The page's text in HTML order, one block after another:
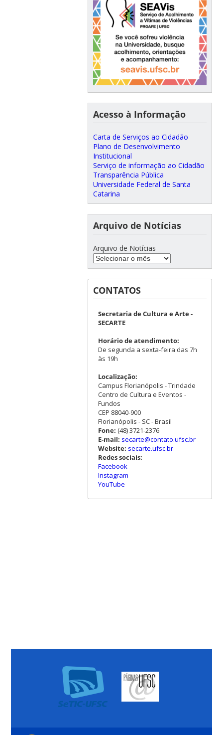
Acesso à Informação
Carta de Serviços ao Cidadão
Plano de Desenvolvimento
Institucional
Serviço de informação ao Cidadão
Transparência Pública
Universidade Federal de Santa
Catarina
Arquivo de Notícias
Arquivo de Notícias
CONTATOS
Secretaria de Cultura e Arte -
SECARTE
Horário de atendimento:
De segunda a sexta-feira das 7h
às 19h
Localização:
Campus Florianópolis - Trindade
Centro de Cultura e Eventos -
Fundos
CEP 88040-900
Florianópolis - SC - Brasil
Fone: (48) 3721-2376
E-mail: secarte@contato.ufsc.br
Website: secarte.ufsc.br
Redes sociais:
Facebook
Instagram
YouTube